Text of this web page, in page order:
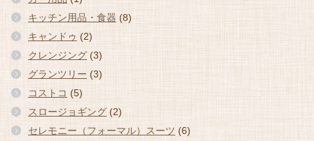
キッチン用品・食器 (8)
キャンドゥ (2)
クレンジング (3)
グランツリー (3)
コストコ (5)
スロージョギング (2)
セレモニー（フォーマル）スーツ (6)